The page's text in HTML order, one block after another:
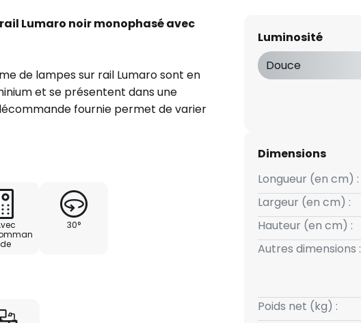
Lumaro noir monophasé avec
de lampes sur rail Lumaro sont en
et se présentent dans une
fournie permet de varier
LED et d'ajuster leur couleur de
besoins. De plus, les têtes de
incluses)
de
30°
Luminosité
Douce
Dimensions
Longueur (en cm) :
Largeur (en cm) :
Hauteur (en cm) :
Autres dimensions :
Poids net (kg) :